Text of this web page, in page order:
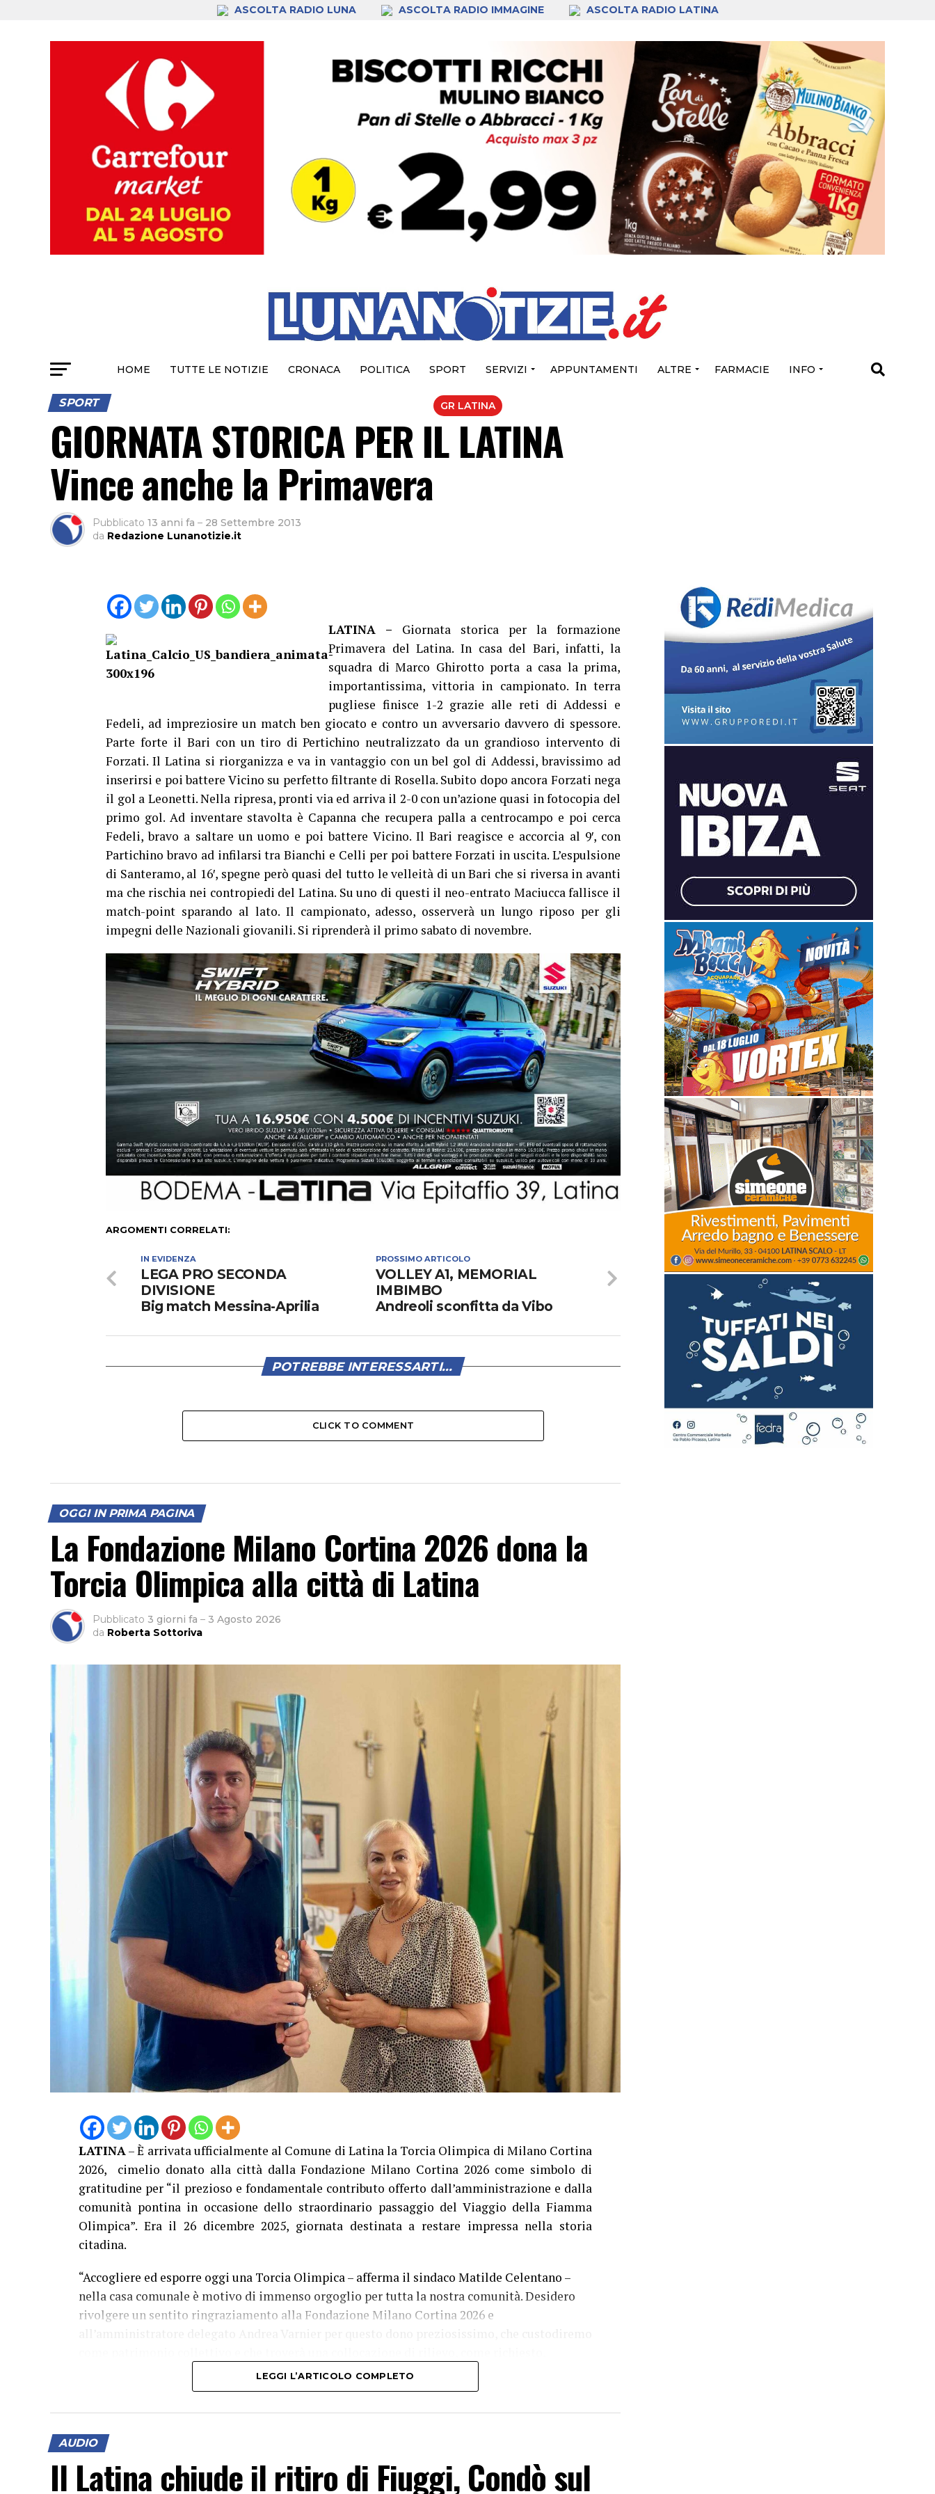
ASCOLTA RADIO LUNA ASCOLTA RADIO IMMAGINE ASCOLTA RADIO LATINA
HOME TUTTE LE NOTIZIE CRONACA POLITICA SPORT SERVIZI APPUNTAMENTI ALTRE FARMACIE INFO
GR LATINA
SPORT
GIORNATA STORICA PER IL LATINA
Vince anche la Primavera
Pubblicato 13 anni fa – 28 Settembre 2013
da Redazione Lunanotizie.it
LATINA – Giornata storica per la formazione
Primavera del Latina. In casa del Bari, infatti, la
squadra di Marco Ghirotto porta a casa la prima,
importantissima, vittoria in campionato. In terra
pugliese finisce 1-2 grazie alle reti di Addessi e
Fedeli, ad impreziosire un match ben giocato e contro un avversario davvero di spessore.
Parte forte il Bari con un tiro di Pertichino neutralizzato da un grandioso intervento di
Forzati. Il Latina si riorganizza e va in vantaggio con un bel gol di Addessi, bravissimo ad
inserirsi e poi battere Vicino su perfetto filtrante di Rosella. Subito dopo ancora Forzati nega
il gol a Leonetti. Nella ripresa, pronti via ed arriva il 2-0 con un’azione quasi in fotocopia del
primo gol. Ad inventare stavolta è Capanna che recupera palla a centrocampo e poi cerca
Fedeli, bravo a saltare un uomo e poi battere Vicino. Il Bari reagisce e accorcia al 9′, con
Partichino bravo ad infilarsi tra Bianchi e Celli per poi battere Forzati in uscita. L’espulsione
di Santeramo, al 16′, spegne però quasi del tutto le velleità di un Bari che si riversa in avanti
ma che rischia nei contropiedi del Latina. Su uno di questi il neo-entrato Maciucca fallisce il
match-point sparando al lato. Il campionato, adesso, osserverà un lungo riposo per gli
impegni delle Nazionali giovanili. Si riprenderà il primo sabato di novembre.
ARGOMENTI CORRELATI:
PROSSIMO ARTICOLO
VOLLEY A1, MEMORIAL
IMBIMBO
Andreoli sconfitta da Vibo
IN EVIDENZA
LEGA PRO SECONDA
DIVISIONE
Big match Messina-Aprilia
POTREBBE INTERESSARTI...
CLICK TO COMMENT
OGGI IN PRIMA PAGINA
La Fondazione Milano Cortina 2026 dona la
Torcia Olimpica alla città di Latina
Pubblicato 3 giorni fa – 3 Agosto 2026
da Roberta Sottoriva
LATINA– È arrivata ufficialmente al Comune di Latina la Torcia Olimpica di Milano Cortina
2026, cimelio donato alla città dalla Fondazione Milano Cortina 2026 come simbolo di
gratitudine per “il prezioso e fondamentale contributo offerto dall’amministrazione e dalla
comunità pontina in occasione dello straordinario passaggio del Viaggio della Fiamma
Olimpica”. Era il 26 dicembre 2025, giornata destinata a restare impressa nella storia
citadina.
“Accogliere ed esporre oggi una Torcia Olimpica – afferma il sindaco Matilde Celentano –
nella casa comunale è motivo di immenso orgoglio per tutta la nostra comunità. Desidero
rivolgere un sentito ringraziamento alla Fondazione Milano Cortina 2026 e
all’interno del patrimonio della città. Questa torcia non rappresenta soltanto un oggetto di
straordinario valore simbolico, ma racchiude la passione, l’energia e lo spirito di coesione
che la città di Latina ha saputo esprimere lo scorso 26 dicembre, suscitando l’apprezzamento
ringraziarla con questo significativo omaggio. È il segno tangibile di una città capace di
unirsi, di accogliere grandi eventi e di proiettarsi con entusiasmo verso i valori universali
dello sport, dell’inclusione e dell’unità”.
LEGGI L’ARTICOLO COMPLETO
AUDIO
Il Latina chiude il ritiro di Fiuggi, Condò sul